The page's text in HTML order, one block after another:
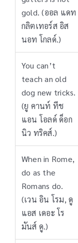
gold. (ออล แดท
กลิตเทอร์ส อิส
นอท โกลด์.)
You can’t
teach an old
dog new tricks.
(ยู คานท์ ทีช
แอน โอลด์ ด็อก
นิว ทริคส์.)
When in Rome,
do as the
Romans do.
(เวน อิน โรม, ดู
แอส เดอะ โร
มันส์ ดู.)